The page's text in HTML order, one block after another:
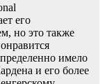
его
но это также
имело
и его более